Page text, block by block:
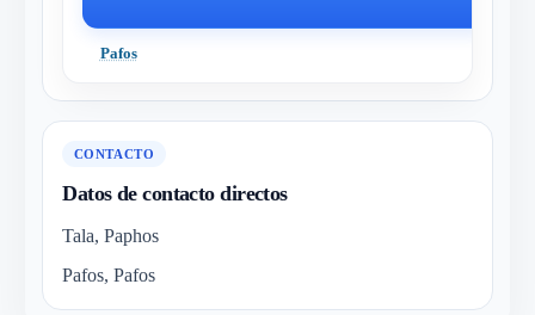
Pafos
CONTACTO
Datos de contacto directos
Tala, Paphos
Pafos, Pafos